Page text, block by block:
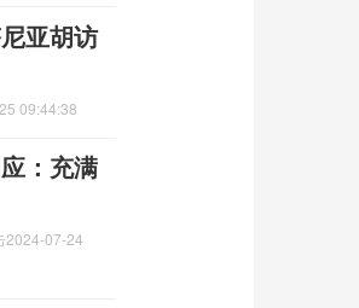
亚胡访
09:44:38
：充满
2024-07-24